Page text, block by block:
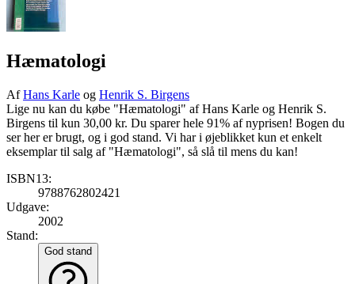
Hæmatologi
AfHans Karle og Henrik S. Birgens
Lige nu kan du købe "Hæmatologi" af Hans Karle og Henrik S.
Birgens til kun 30,00 kr. Du sparer hele 91% af nyprisen! Bogen du
ser her er brugt, og i god stand. Vi har i øjeblikket kun et enkelt
eksemplar til salg af "Hæmatologi", så slå til mens du kan!
ISBN13:
9788762802421
Udgave:
2002
Stand:
God stand